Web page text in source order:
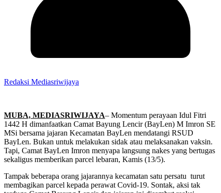
Redaksi Mediasriwijaya
MUBA, MEDIASRIWIJAYA– Momentum perayaan Idul Fitri
1442 H dimanfaatkan Camat Bayung Lencir (BayLen) M Imron SE
MSi bersama jajaran Kecamatan BayLen mendatangi RSUD
BayLen. Bukan untuk melakukan sidak atau melaksanakan vaksin.
Tapi, Camat BayLen Imron menyapa langsung nakes yang bertugas
sekaligus memberikan parcel lebaran, Kamis (13/5).
Tampak beberapa orang jajarannya kecamatan satu persatu turut
membagikan parcel kepada perawat Covid-19. Sontak, aksi tak